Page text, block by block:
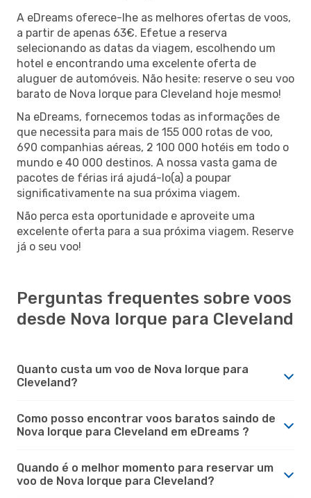
A eDreams oferece-lhe as melhores ofertas de voos,
a partir de apenas 63€. Efetue a reserva
selecionando as datas da viagem, escolhendo um
hotel e encontrando uma excelente oferta de
aluguer de automóveis. Não hesite: reserve o seu voo
barato de Nova Iorque para Cleveland hoje mesmo!
Na eDreams, fornecemos todas as informações de
que necessita para mais de 155 000 rotas de voo,
690 companhias aéreas, 2 100 000 hotéis em todo o
mundo e 40 000 destinos. A nossa vasta gama de
pacotes de férias irá ajudá-lo(a) a poupar
significativamente na sua próxima viagem.
Não perca esta oportunidade e aproveite uma
excelente oferta para a sua próxima viagem. Reserve
já o seu voo!
Perguntas frequentes sobre voos
desde Nova Iorque para Cleveland
Quanto custa um voo de Nova Iorque para
Cleveland?
Como posso encontrar voos baratos saindo de
Nova Iorque para Cleveland em eDreams ?
Quando é o melhor momento para reservar um
voo de Nova Iorque para Cleveland?